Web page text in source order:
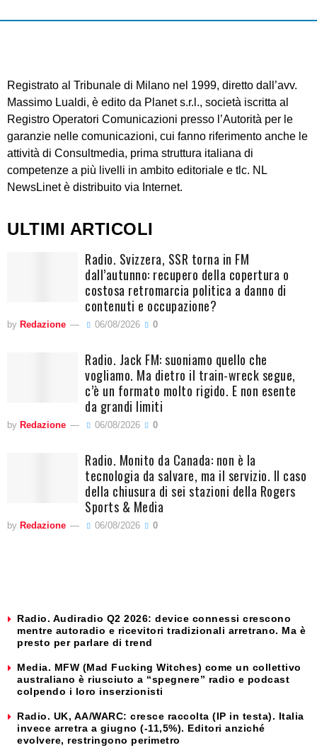
Registrato al Tribunale di Milano nel 1999, diretto dall’avv.
Massimo Lualdi, è edito da Planet s.r.l., società iscritta al
Registro Operatori Comunicazioni presso l’Autorità per le
garanzie nelle comunicazioni, cui fanno riferimento anche le
attività di Consultmedia, prima struttura italiana di
competenze a più livelli in ambito editoriale e tlc. NL
NewsLinet è distribuito via Internet.
ULTIMI ARTICOLI
Radio. Svizzera, SSR torna in FM
dall’autunno: recupero della copertura o
costosa retromarcia politica a danno di
contenuti e occupazione?
by Redazione 06/08/2026 0
Radio. Jack FM: suoniamo quello che
vogliamo. Ma dietro il train-wreck segue,
c’è un formato molto rigido. E non esente
da grandi limiti
by Redazione 06/08/2026 0
Radio. Monito da Canada: non è la
tecnologia da salvare, ma il servizio. Il caso
della chiusura di sei stazioni della Rogers
Sports & Media
by Redazione 06/08/2026 0
Radio. Audiradio Q2 2026: device connessi crescono
mentre autoradio e ricevitori tradizionali arretrano. Ma è
presto per parlare di trend
Media. MFW (Mad Fucking Witches) come un collettivo
australiano è riusciuto a “spegnere” radio e podcast
colpendo i loro inserzionisti
Radio. UK, AA/WARC: cresce raccolta (IP in testa). Italia
invece arretra a giugno (-11,5%). Editori anziché
evolvere, restringono perimetro